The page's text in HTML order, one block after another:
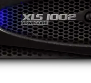
Produktregistrierung
Service
Systementwurfswerkzeuge